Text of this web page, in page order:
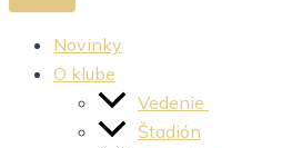
Novinky
O klube
Vedenie
Štadión